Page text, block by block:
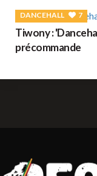
DANCEHALL 7
Tiwony :
précommande